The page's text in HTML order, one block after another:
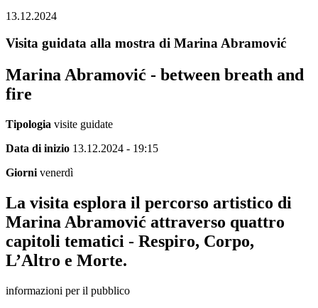
13.12.2024
Visita guidata alla mostra di Marina Abramović
Marina Abramović - between breath and
fire
Tipologia visite guidate
Data di inizio 13.12.2024 - 19:15
Giorni venerdì
La visita esplora il percorso artistico di
Marina Abramović attraverso quattro
capitoli tematici - Respiro, Corpo,
L’Altro e Morte.
informazioni per il pubblico